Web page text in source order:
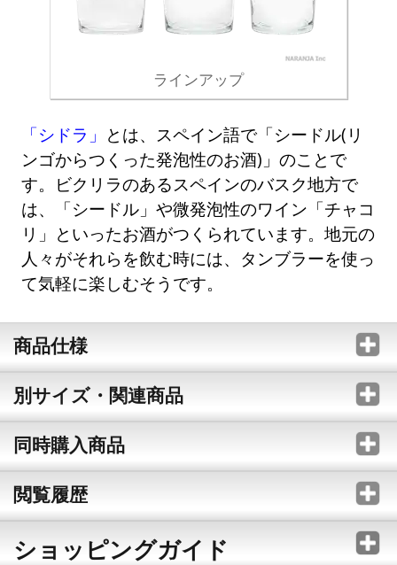
ラインアップ
「シドラ」 とは、スペイン語で「シードル(リ
ンゴからつくった発泡性のお酒)」のことで
す。ビクリラのあるスペインのバスク地方で
は、「シードル」や微発泡性のワイン「チャコ
リ」といったお酒がつくられています。地元の
人々がそれらを飲む時には、タンブラーを使っ
て気軽に楽しむそうです。
商品仕様
別サイズ・関連商品
同時購入商品
閲覧履歴
ショッピングガイド